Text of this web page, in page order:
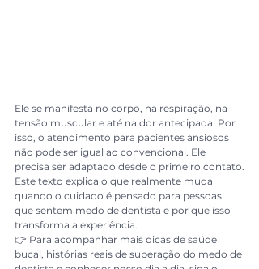
Ele se manifesta no corpo, na respiração, na
tensão muscular e até na dor antecipada. Por
isso, o atendimento para pacientes ansiosos
não pode ser igual ao convencional. Ele
precisa ser adaptado desde o primeiro contato.
Este texto explica o que realmente muda
quando o cuidado é pensado para pessoas
que sentem medo de dentista e por que isso
transforma a experiência.
👉 Para acompanhar mais dicas de saúde
bucal, histórias reais de superação do medo de